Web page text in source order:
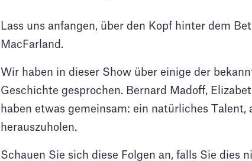
Lass uns anfangen, über den Kopf hinter dem
MacFarland.
Wir haben in dieser Show über einige der
Geschichte gesprochen. Bernard Madoff,
haben etwas gemeinsam: ein natürliches
herauszuholen.
Schauen Sie sich diese Folgen an, falls Sie dies